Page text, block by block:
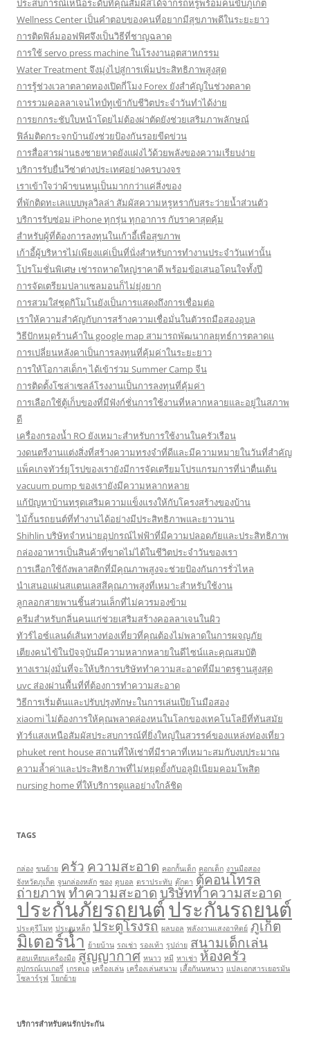
ประสบการณ์เหนือระดับที่คุณสัมผัสได้จากรถหรูพร้อมคนขับภูเก็ต
Wellness Center เป็นคำตอบของคนที่อยากมีสุขภาพดีในระยะยาว
การติดฟิล์มออฟฟิศจึงเป็นวิธีที่ชาญฉลาด
การใช้ servo press machine ในโรงงานอุตสาหกรรม
Water Treatment จึงมุ่งไปสู่การเพิ่มประสิทธิภาพสูงสุด
การรู้ช่วงเวลาตลาดทองเปิดกี่โมง Forex ยังสำคัญในช่วงตลาด
การรวมคอลลาเจนไทป์ทูเข้ากับชีวิตประจำวันทำได้ง่าย
การยกกระชับใบหน้าโดยไม่ต้องผ่าตัดยังช่วยเสริมภาพลักษณ์
ฟิล์มติดกระจกบ้านยังช่วยป้องกันรอยขีดข่วน
การสื่อสารผ่านธงชายหาดยังแฝงไว้ด้วยพลังของความเรียบง่าย
บริการรับยื่นวีซ่าต่างประเทศอย่างครบวงจร
เราเข้าใจว่าผ้าขนหนูเป็นมากกว่าแค่สิ่งของ
ที่พักติดทะเลแบบพูลวิลล่า สัมผัสความหรูหรากับสระว่ายน้ำส่วนตัว
บริการรับซ่อม iPhone ทุกรุ่น ทุกอาการ กับราคาสุดคุ้ม
สำหรับผู้ที่ต้องการลงทุนในเก้าอี้เพื่อสุขภาพ
เก้าอี้ผู้บริหารไม่เพียงแค่เป็นที่นั่งสำหรับการทำงานประจำวันเท่านั้น
โปรโมชั่นพิเศษ เช่ารถหาดใหญ่ราคาดี พร้อมข้อเสนอโดนใจทั้งปี
การจัดเตรียมปลาแซลมอนก็ไม่ยุ่งยาก
การสวมใส่ชุดกิโมโนยังเป็นการแสดงถึงการเชื่อมต่อ
เราให้ความสำคัญกับการสร้างความเชื่อมั่นในตัวรถมือสองอุบล
วิธีปักหมุดร้านค้าใน google map สามารถพัฒนากลยุทธ์การตลาดแ
การเปลี่ยนหลังคาเป็นการลงทุนที่คุ้มค่าในระยะยาว
การให้โอกาสเด็กๆ ได้เข้าร่วม Summer Camp จีน
การติดตั้งโซล่าเซลล์โรงงานเป็นการลงทุนที่คุ้มค่า
การเลือกใช้ตู้เก็บของที่มีฟังก์ชั่นการใช้งานที่หลากหลายและอยู่ในสภาพ
ดี
เครื่องกรองน้ำ RO ยังเหมาะสำหรับการใช้งานในครัวเรือน
วงดนตรีงานแต่งสิ่งที่สร้างความทรงจำที่ดีและมีความหมายในวันที่สำคัญ
แพ็คเกจทัวร์ยุโรปของเรายังมีการจัดเตรียมโปรแกรมการที่น่าตื่นเต้น
vacuum pump ของเรายังมีความหลากหลาย
แก้ปัญหาบ้านทรุดเสริมความแข็งแรงให้กับโครงสร้างของบ้าน
ไม้กั้นรถยนต์ที่ทำงานได้อย่างมีประสิทธิภาพและยาวนาน
Shihlin บริษัทจำหน่ายอุปกรณ์ไฟฟ้าที่มีความปลอดภัยและประสิทธิภาพ
กล่องอาหารเป็นสินค้าที่ขาดไม่ได้ในชีวิตประจำวันของเรา
การเลือกใช้ถังพลาสติกที่มีคุณภาพสูงจะช่วยป้องกันการรั่วไหล
นำเสนอแผ่นสแตนเลสสีคุณภาพสูงที่เหมาะสำหรับใช้งาน
ลูกลอกสายพานชิ้นส่วนเล็กที่ไม่ควรมองข้าม
ครีมสำหรับกลิ่นคนแก่ช่วยเสริมสร้างคอลลาเจนในผิว
ทัวร์ไอซ์แลนด์เส้นทางท่องเที่ยวที่คุณต้องไม่พลาดในการผจญภัย
เตียงคนไข้ในปัจจุบันมีความหลากหลายในดีไซน์และคุณสมบัติ
ทางเรามุ่งมั่นที่จะให้บริการบริษัททำความสะอาดที่มีมาตรฐานสูงสุด
uvc ส่องผ่านพื้นที่ที่ต้องการทำความสะอาด
วิธีการเริ่มต้นและปรับปรุงทักษะในการเล่นเปียโนมือสอง
xiaomi ไม่ต้องการให้คุณพลาดล่องหนในโลกของเทคโนโลยีที่ทันสมัย
ทัวร์แสงเหนือสัมผัสประสบการณ์ที่ยิ่งใหญ่ในสวรรค์ของแหล่งท่องเที่ยว
phuket rent house สถานที่ให้เช่าที่มีราคาที่เหมาะสมกับงบประมาณ
ความล้ำค่าและประสิทธิภาพที่ไม่หยุดยั้งกับอลูมิเนียมคอมโพสิต
nursing home ที่ให้บริการดูแลอย่างใกล้ชิด
TAGS
กล่อง ขนย้าย ครัว ความสะอาด คอกกั้นเด็ก คอกเด็ก งานมือสอง
จังหวัดภูเก็ต จูนกล่องหลัก ซอง ดูบอล ตราประทับ ตุ๊กตา ตู้คอนโทรล
ถ่ายภาพทำความสะอาดบริษัททำความสะอาด
ประกันภัยรถยนต์ประกันรถยนต์
ประตูรีโมท ประตูเหล็ก ประตูโรงรถ ผลบอล พลังงานแสงอาทิตย์ ภูเก็ต
มิเตอร์น้ำ ย้ายบ้าน รถเช่า รองเท้า รูปถ่าย สนามเด็กเล่น
สอบเทียบเครื่องมือ สูญญากาศ หนาว หมี หาเช่า ห้องครัว
อุปกรณ์เบเกอรี่ เกรดเอ เครื่องเล่น เครื่องเล่นสนาม เสื้อกันนหนาว แปลเอกสารเยอรมัน
โซลาร์รูฟ โยกย้าย
บริการสำหรับคนรักประกัน